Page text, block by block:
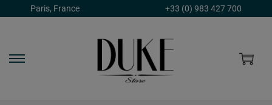
Paris, France +33 (0) 983 427 700